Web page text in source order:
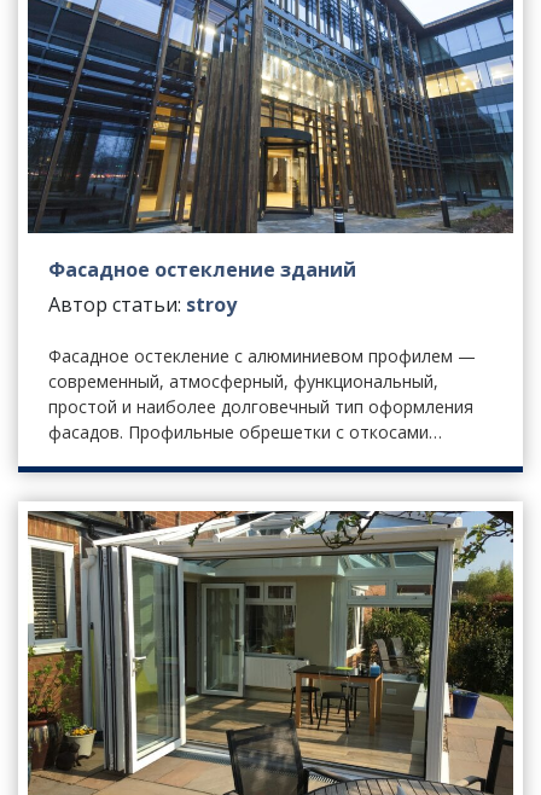
Фасадное остекление зданий
Автор статьи: stroy
Фасадное остекление с алюминиевом профилем —
современный, атмосферный, функциональный,
простой и наиболее долговечный тип оформления
фасадов. Профильные обрешетки с откосами…